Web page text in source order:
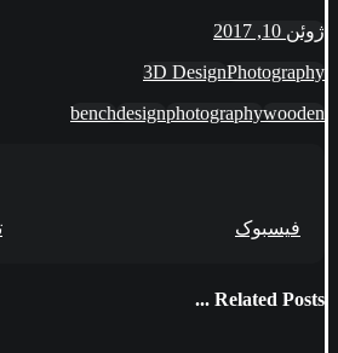
ژوئن 10, 2017
3D DesignPhotography
benchdesignphotographywooden
فیسبوک
Related Posts ...